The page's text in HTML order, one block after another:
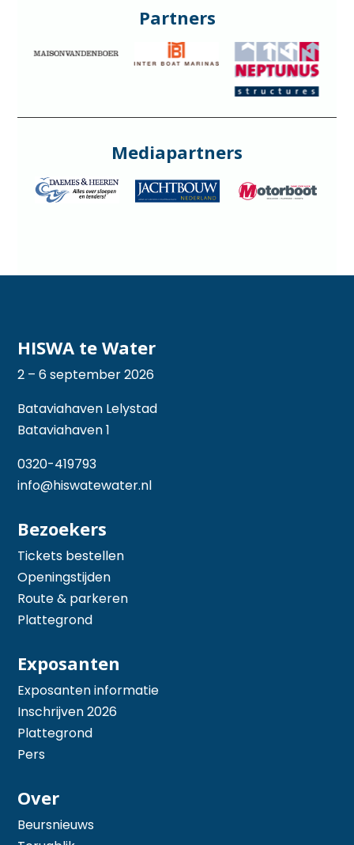
Partners
Mediapartners
HISWA te Water
2 – 6 september 2026
Bataviahaven Lelystad
Bataviahaven 1
0320-419793
info@hiswatewater.nl
Bezoekers
Tickets bestellen
Openingstijden
Route & parkeren
Plattegrond
Exposanten
Exposanten informatie
Inschrijven 2026
Plattegrond
Pers
Over
Beursnieuws